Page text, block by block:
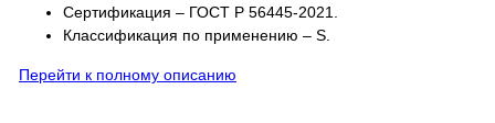
Сертификация – ГОСТ Р 56445-2021.
Классификация по применению – S.
Перейти к полному описанию